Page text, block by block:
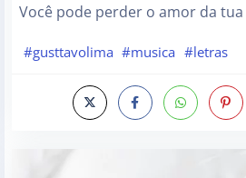
Você pode perder o amor da tua
#gusttavolima #musica #letras